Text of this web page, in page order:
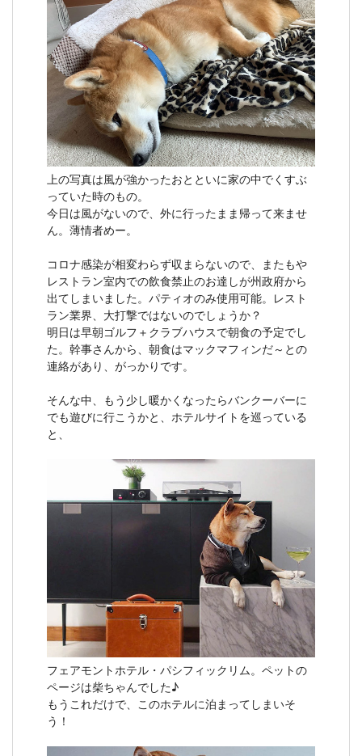
上の写真は風が強かったおとといに家の中でくすぶ
っていた時のもの。
今日は風がないので、外に行ったまま帰って来ませ
ん。薄情者めー。
コロナ感染が相変わらず収まらないので、またもや
レストラン室内での飲食禁止のお達しが州政府から
出てしまいました。パティオのみ使用可能。レスト
ラン業界、大打撃ではないのでしょうか？
明日は早朝ゴルフ＋クラブハウスで朝食の予定でし
た。幹事さんから、朝食はマックマフィンだ～との
連絡があり、がっかりです。
そんな中、もう少し暖かくなったらバンクーバーに
でも遊びに行こうかと、ホテルサイトを巡っている
と、
フェアモントホテル・パシフィックリム。ペットの
ページは柴ちゃんでした♪
もうこれだけで、このホテルに泊まってしまいそ
う！